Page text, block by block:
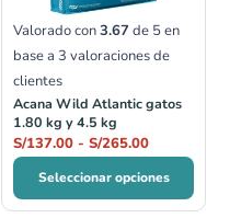
Valorado con3.67 de 5 en
base a 3 valoraciones de
clientes
Acana Wild Atlantic gatos
1.80 kg y 4.5 kg
S/137.00 - S/265.00
Seleccionar opciones